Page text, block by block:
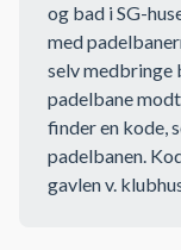
og bad i SG-
med
selv medbringe
padelbane
finder en kode,
padelbanen.
gavlen v.